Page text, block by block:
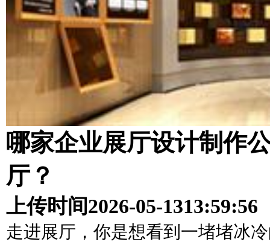
哪家企业展厅设计制作
厅？
上传时间2026-05-1313:59:56
走进展厅，你是想看到一堵堵冰